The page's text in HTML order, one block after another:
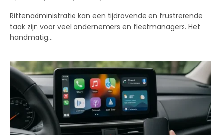
Rittenadministratie kan een tijdrovende en frustrerende
taak zijn voor veel ondernemers en fleetmanagers. Het
handmatig…